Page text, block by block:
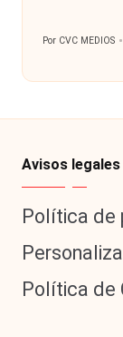
Publicado
Por CVC MEDIOS
Avisos legales
Política de
Política de